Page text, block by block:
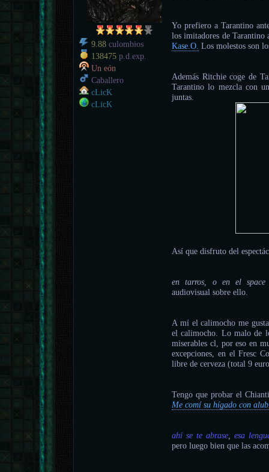
9.88 culombios
138475 p.d.exp.
Un eón
Caballero
cLicK
cLicK
Yo prefiero a Tarantino
los imitadores de Tarantino
Kase.O. Los molestos son
Además Ritchie coge de
Tarantino lo mezcla con
juntas.
Así que disfruto del
en tarros, o en el
audiovisual sobre ello.
A mí el calimocho me
el calimocho. Lo malo de
miserables cl, por eso en
excepciones, en el Fresc
libre de cerveza (total 9
Tengo que probar el
Me comí su hígado con
ahí se te abrase ,esa
pero luego bien que las